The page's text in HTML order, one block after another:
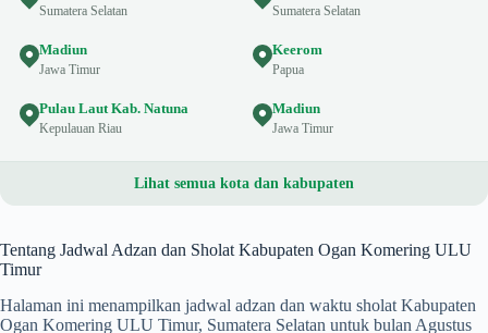
Sumatera Selatan Sumatera Selatan
Madiun
Jawa Timur
Keerom
Papua
Pulau Laut Kab. Natuna
Kepulauan Riau
Madiun
Jawa Timur
Lihat semua kota dan kabupaten
Tentang Jadwal Adzan dan Sholat Kabupaten Ogan Komering ULU
Timur
Halaman ini menampilkan jadwal adzan dan waktu sholat Kabupaten
Ogan Komering ULU Timur, Sumatera Selatan untuk bulan Agustus